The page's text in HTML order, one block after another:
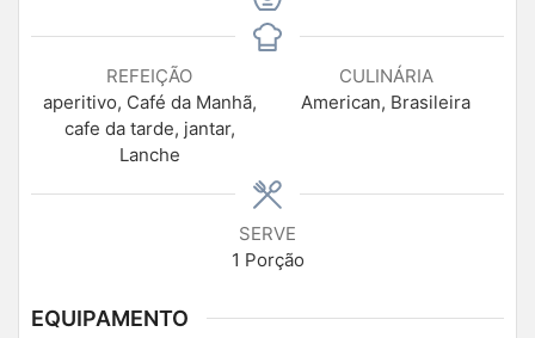
REFEIÇÃO
aperitivo, Café da Manhã,
cafe da tarde, jantar,
Lanche
CULINÁRIA
American, Brasileira
SERVE
1 Porção
EQUIPAMENTO